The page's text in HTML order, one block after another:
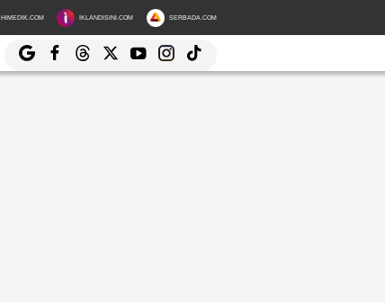
HIMEDIK.COM IKLANDISINI.COM SERBADA.COM